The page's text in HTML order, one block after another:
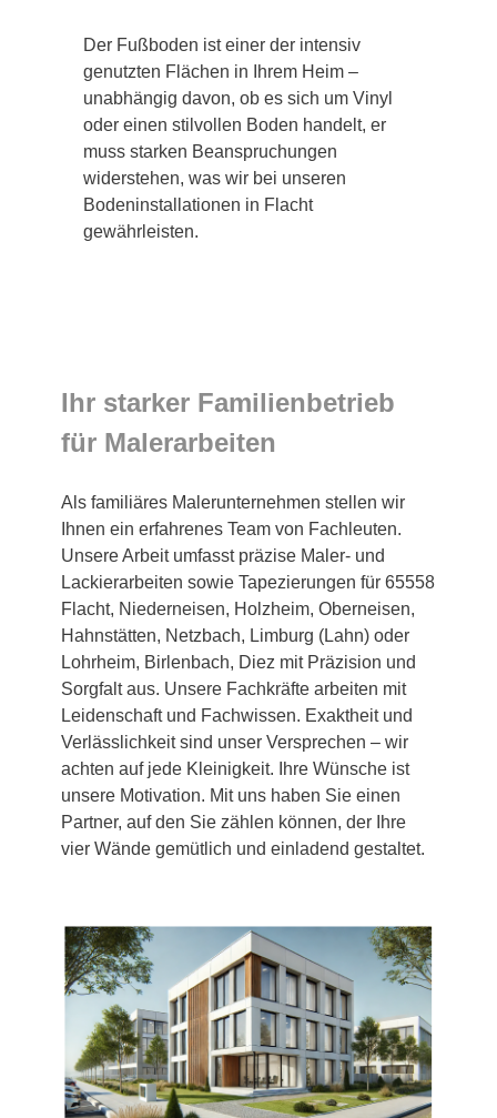
Der Fußboden ist einer der intensiv
genutzten Flächen in Ihrem Heim –
unabhängig davon, ob es sich um Vinyl
oder einen stilvollen Boden handelt, er
muss starken Beanspruchungen
widerstehen, was wir bei unseren
Bodeninstallationen in Flacht
gewährleisten.
Ihr starker Familienbetrieb
für Malerarbeiten
Als familiäres Malerunternehmen stellen wir
Ihnen ein erfahrenes Team von Fachleuten.
Unsere Arbeit umfasst präzise Maler- und
Lackierarbeiten sowie Tapezierungen für 65558
Flacht, Niederneisen, Holzheim, Oberneisen,
Hahnstätten, Netzbach, Limburg (Lahn) oder
Lohrheim, Birlenbach, Diez mit Präzision und
Sorgfalt aus. Unsere Fachkräfte arbeiten mit
Leidenschaft und Fachwissen. Exaktheit und
Verlässlichkeit sind unser Versprechen – wir
achten auf jede Kleinigkeit. Ihre Wünsche ist
unsere Motivation. Mit uns haben Sie einen
Partner, auf den Sie zählen können, der Ihre
vier Wände gemütlich und einladend gestaltet.